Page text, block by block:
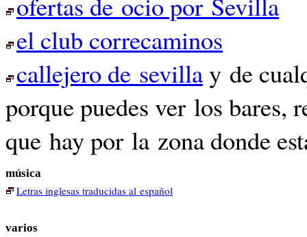
el club correcaminos
callejero de sevillay de
porque puedes ver los bares,
que hay por la zona donde
música
Letras inglesas traducidas al español
varios